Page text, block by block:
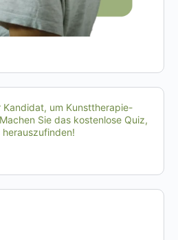
Kandidat, um Kunsttherapie-
Sie das kostenlose Quiz,
herauszufinden!